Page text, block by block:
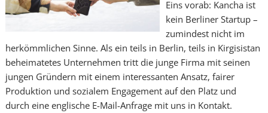
Eins vorab: Kancha ist
kein Berliner Startup –
zumindest nicht im
herkömmlichen Sinne. Als ein teils in Berlin, teils in Kirgisistan
beheimatetes Unternehmen tritt die junge Firma mit seinen
jungen Gründern mit einem interessanten Ansatz, fairer
Produktion und sozialem Engagement auf den Platz und
durch eine englische E-Mail-Anfrage mit uns in Kontakt.